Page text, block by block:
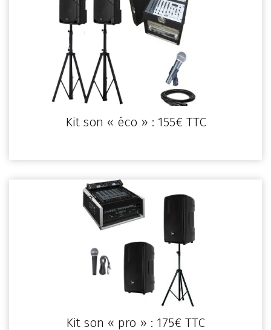
Kit son « éco » : 155€ TTC
Kit son « pro » : 175€ TTC